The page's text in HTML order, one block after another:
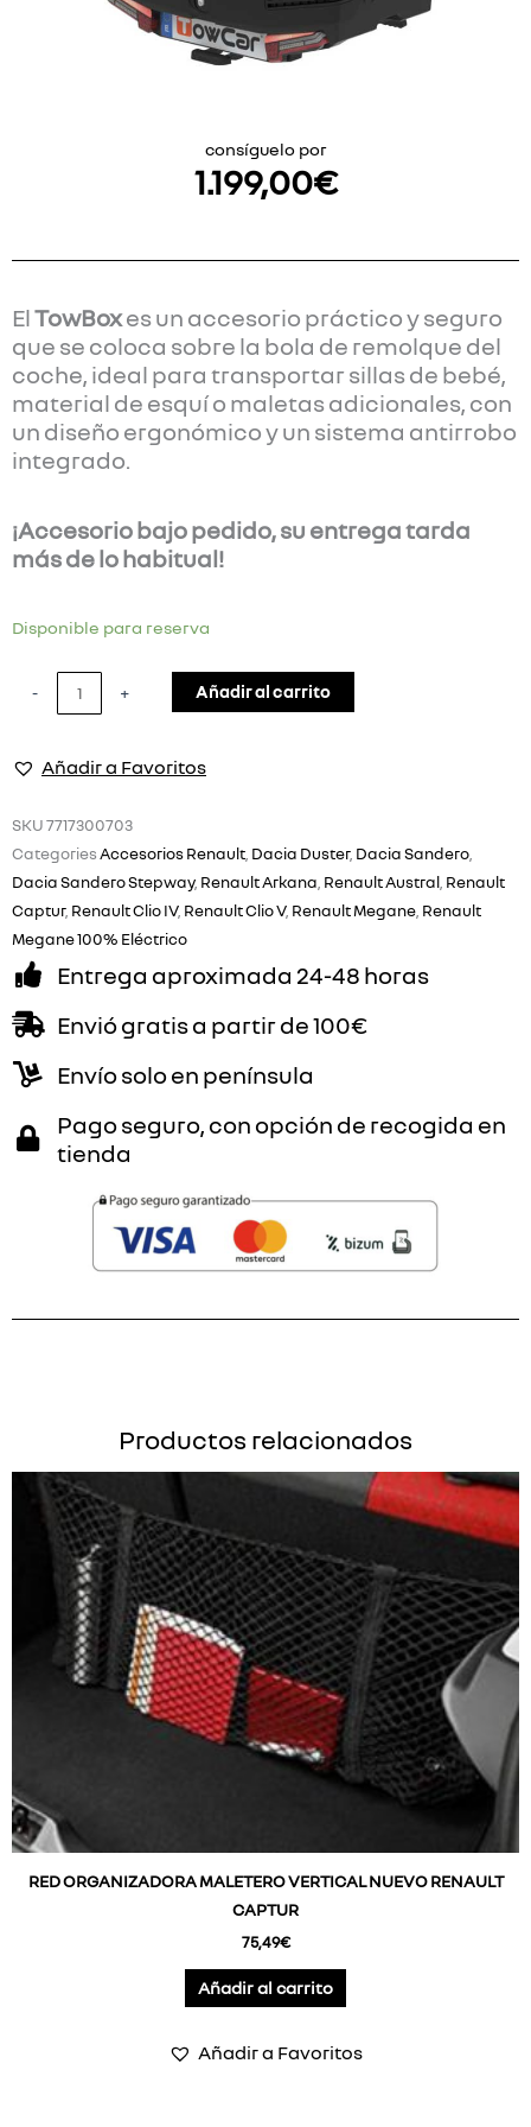
consíguelo por
1.199,00€
ElTowBoxes un accesorio práctico y seguro
que se coloca sobre la bola de remolque del
coche, ideal para transportar sillas de bebé,
material de esquí o maletas adicionales, con
un diseño ergonómico y un sistema antirrobo
integrado.
¡Accesorio bajo pedido, su entrega tarda
más de lo habitual!
Disponible para reserva
-
Portaequipajes
+ Añadir al carrito
Añadir a Favoritos
SKU7717300703
CategoriesAccesorios Renault Dacia Duster, Dacia Sandero
Dacia Sandero Stepway, Renault Arkana Renault Austral Renault
Captur, Renault Clio IV, Renault Clio V, Renault Megane Renault
Megane 100% Eléctrico
Entrega aproximada 24-48 horas
Envió gratis a partir de 100€
Envío solo en península
Pago seguro, con opción de recogida en
tienda
Productos relacionados
RED ORGANIZADORA MALETERO VERTICAL NUEVO RENAULT
CAPTUR
75,49€
Añadir al carrito
Añadir a Favoritos